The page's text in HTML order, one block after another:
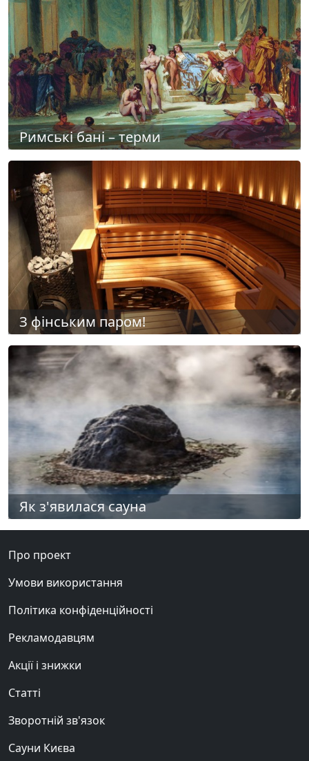
Римські бані – терми
З фінським паром!
Як з'явилася сауна
Про проект
Умови використання
Політика конфіденційності
Рекламодавцям
Акції і знижки
Статті
Зворотній зв'язок
Сауни Києва